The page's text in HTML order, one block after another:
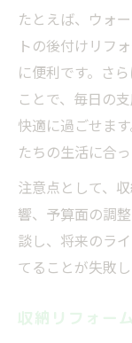
たとえば、ウォ
トの後付けリフ
に便利です。さ
ことで、毎日の
快適に過ごせま
たちの生活に合
注意点として、
響、予算面の調
談し、将来のラ
てることが失敗
収納リフォー